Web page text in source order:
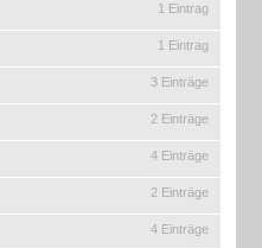
1 Eintrag
1 Eintrag
3 Einträge
2 Einträge
4 Einträge
2 Einträge
4 Einträge